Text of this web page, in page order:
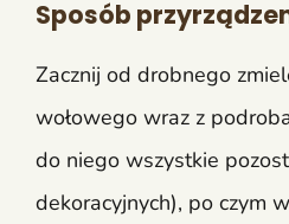
Sposób
Zacznij od drobnego
wołowego wraz z
do niego wszystkie
dekoracyjnych), po czym